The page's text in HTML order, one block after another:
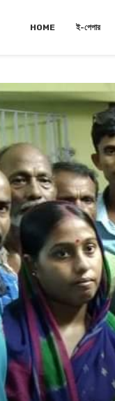
HOME ই-পেপার